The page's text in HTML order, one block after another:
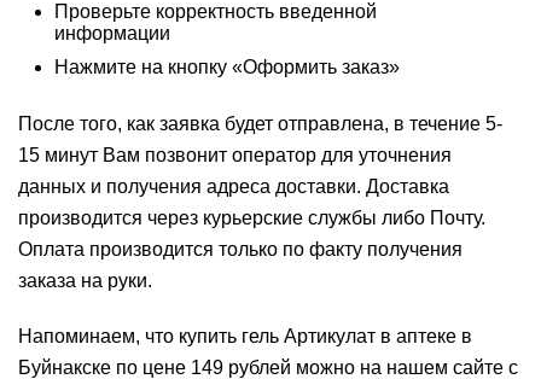
Проверьте корректность введенной
информации
Нажмите на кнопку «Оформить заказ»
После того, как заявка будет отправлена, в течение 5-
15 минут Вам позвонит оператор для уточнения
данных и получения адреса доставки. Доставка
производится через курьерские службы либо Почту.
Оплата производится только по факту получения
заказа на руки.
Напоминаем, что купить гель Артикулат в аптеке в
Буйнакске по цене 149 рублей можно на нашем сайте с